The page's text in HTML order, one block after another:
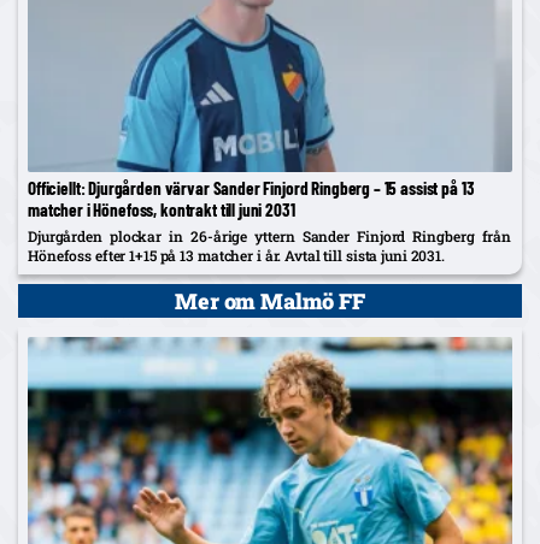
Officiellt: Djurgården värvar Sander Finjord Ringberg – 15 assist på 13
matcher i Hönefoss, kontrakt till juni 2031
Djurgården plockar in 26-årige yttern Sander Finjord Ringberg från
Hönefoss efter 1+15 på 13 matcher i år. Avtal till sista juni 2031.
Mer om Malmö FF